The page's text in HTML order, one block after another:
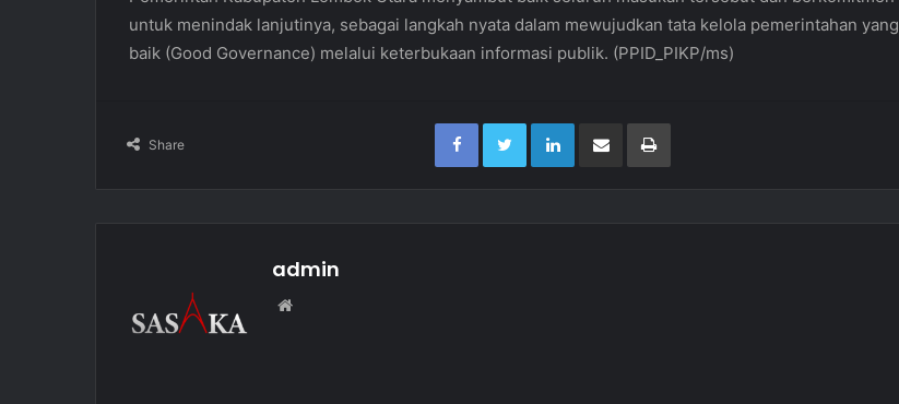
untuk menindak lanjutinya, sebagai langkah nyata dalam mewujudkan tata kelola pemerintahan yang
baik (Good Governance) melalui keterbukaan informasi publik. (PPID_PIKP/ms)
Share
Facebook Twitter
admin